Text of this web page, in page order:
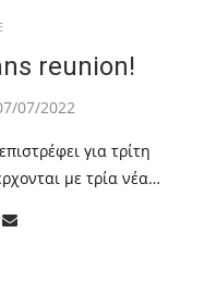
reunion!
07/2022
για τρίτη
με τρία νέα…